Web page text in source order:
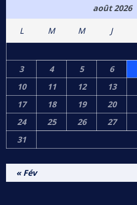
août 2026
L M M J
3
4 5 6
10
11 12 13
17
18 19 20
24
25 26 27
31
« Fév